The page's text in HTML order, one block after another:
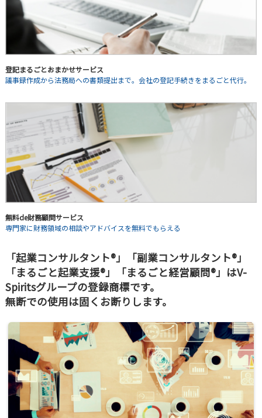
登記まるごとおまかせサービス
議事録作成から法務局への書類提出まで。会社の登記手続きをまるごと代行。
無料de財務顧問サービス
専門家に財務領域の相談やアドバイスを無料でもらえる
「起業コンサルタント®」「副業コンサルタント®」
「まるごと起業支援®」「まるごと経営顧問®」はV-
Spiritsグループの登録商標です。
無断での使用は固くお断りします。